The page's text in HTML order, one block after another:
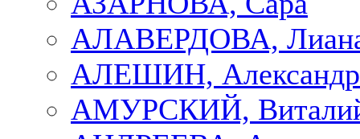
АЛАВЕРДОВА,
АЛЕШИН, Александр
АМУРСКИЙ,